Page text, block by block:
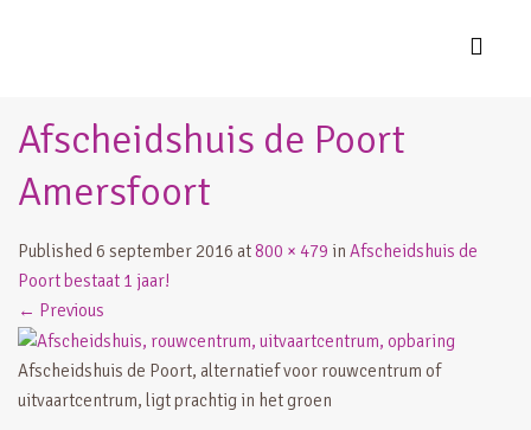
Afscheidshuis de Poort
Amersfoort
Published6 september 2016 at800 × 479 in Afscheidshuis de
Poort bestaat 1 jaar!
← Previous
Afscheidshuis de Poort, alternatief voor rouwcentrum of
uitvaartcentrum, ligt prachtig in het groen